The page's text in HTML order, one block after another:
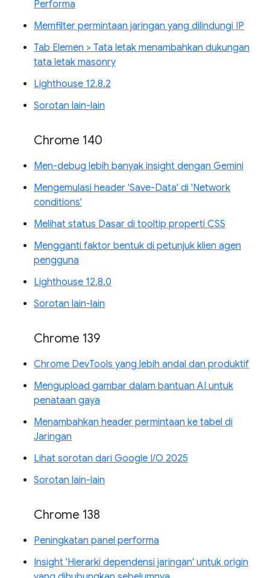
Performa
Memfilter permintaan jaringan yang dilindungi IP
Tab Elemen > Tata letak menambahkan dukungan
tata letak masonry
Lighthouse 12.8.2
Sorotan lain-lain
Chrome 140
Men-debug lebih banyak insight dengan Gemini
Mengemulasi header 'Save-Data' di 'Network
conditions'
Melihat status Dasar di tooltip properti CSS
Mengganti faktor bentuk di petunjuk klien agen
pengguna
Lighthouse 12.8.0
Sorotan lain-lain
Chrome 139
Chrome DevTools yang lebih andal dan produktif
Mengupload gambar dalam bantuan AI untuk
penataan gaya
Menambahkan header permintaan ke tabel di
Jaringan
Lihat sorotan dari Google I/O 2025
Sorotan lain-lain
Chrome 138
Peningkatan panel performa
Insight 'Hierarki dependensi jaringan' untuk origin